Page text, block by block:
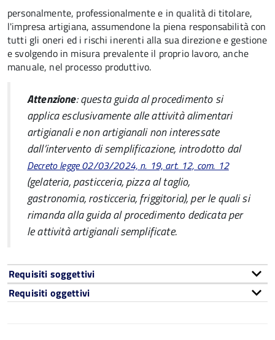
personalmente, professionalmente e in qualità di titolare,
l'impresa artigiana, assumendone la piena responsabilità con
tutti gli oneri ed i rischi inerenti alla sua direzione e gestione
e svolgendo in misura prevalente il proprio lavoro, anche
manuale, nel processo produttivo.
Attenzione: questa guida al procedimentosi
applica esclusivamente alle attività alimentari
artigianali e non artigianali non interessate
dall’intervento di semplificazione, introdotto dal
Decreto legge 02/03/2024, n. 19, art. 12, com. 12
(gelateria, pasticceria, pizza al taglio,
gastronomia, rosticceria, friggitoria), per le quali si
rimanda alla guida al procedimento dedicata per
le attività artigianali semplificate.
Requisiti soggettivi
Requisiti oggettivi